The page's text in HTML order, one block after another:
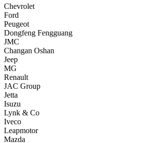
Chevrolet
Ford
Peugeot
Dongfeng Fengguang
JMC
Changan Oshan
Jeep
MG
Renault
JAC Group
Jetta
Isuzu
Lynk & Co
Iveco
Leapmotor
Mazda